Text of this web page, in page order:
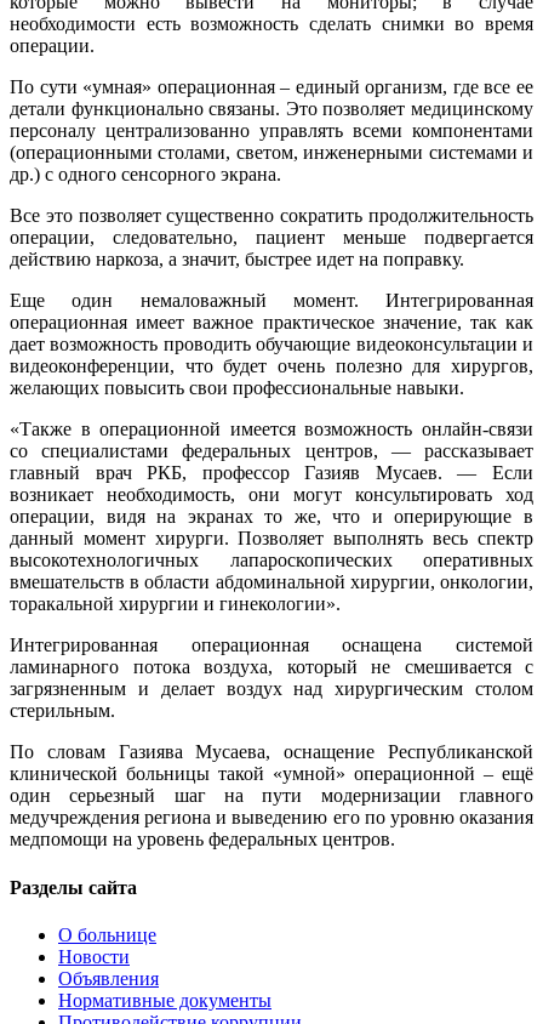
необходимости есть возможность сделать снимки во время
операции.
По сути «умная» операционная – единый организм, где все ее
детали функционально связаны. Это позволяет медицинскому
персоналу централизованно управлять всеми компонентами
(операционными столами, светом, инженерными системами и
др.) с одного сенсорного экрана.
Все это позволяет существенно сократить продолжительность
операции, следовательно, пациент меньше подвергается
действию наркоза, а значит, быстрее идет на поправку.
Еще один немаловажный момент. Интегрированная
операционная имеет важное практическое значение, так как
дает возможность проводить обучающие видеоконсультации и
видеоконференции, что будет очень полезно для хирургов,
желающих повысить свои профессиональные навыки.
«Также в операционной имеется возможность онлайн-связи
со специалистами федеральных центров, — рассказывает
главный врач РКБ, профессор Газияв Мусаев. — Если
возникает необходимость, они могут консультировать ход
операции, видя на экранах то же, что и оперирующие в
данный момент хирурги. Позволяет выполнять весь спектр
высокотехнологичных лапароскопических оперативных
вмешательств в области абдоминальной хирургии, онкологии,
торакальной хирургии и гинекологии».
Интегрированная операционная оснащена системой
ламинарного потока воздуха, который не смешивается с
загрязненным и делает воздух над хирургическим столом
стерильным.
По словам Газиява Мусаева, оснащение Республиканской
клинической больницы такой «умной» операционной – ещё
один серьезный шаг на пути модернизации главного
медучреждения региона и выведению его по уровню оказания
медпомощи на уровень федеральных центров.
Разделы сайта
О больнице
Новости
Объявления
Нормативные документы